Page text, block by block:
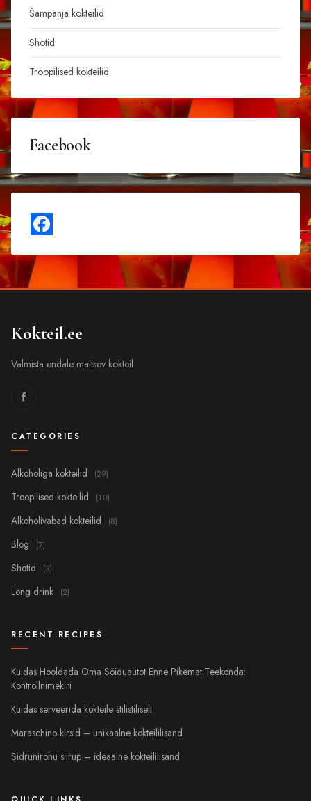
Šampanja kokteilid
Shotid
Troopilised kokteilid
Facebook
Kokteil.ee
Valmista endale maitsev kokteil
CATEGORIES
Alkoholiga kokteilid (29)
Troopilised kokteilid (10)
Alkoholivabad kokteilid (8)
Blog (7)
Shotid (3)
Long drink (2)
RECENT RECIPES
Kuidas Hooldada Oma Sõiduautot Enne Pikemat Teekonda:
Kontrollnimekiri
Kuidas serveerida kokteile stilistiliselt
Maraschino kirsid – unikaalne kokteililisand
Sidrunirohu siirup – ideaalne kokteililisand